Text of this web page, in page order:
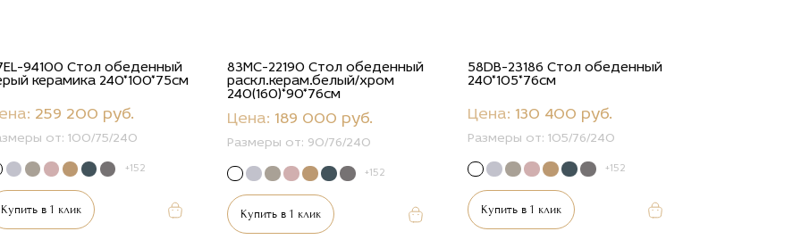
94100 Стол обеденный
керамика 240*100*75см
259 200 руб.
от: 100/75/240
+152
Купить в 1 клик
83MC-22190 Стол обеденный
раскл.керам.белый/хром
240(160)*90*76см
Цена: 189 000 руб.
Размеры от: 90/76/240
+152
Купить в 1 клик
58DB-23186 Стол обеденный
240*105*76см
Цена: 130 400 руб.
Размеры от:105/76/240
+152
Купить в 1 клик